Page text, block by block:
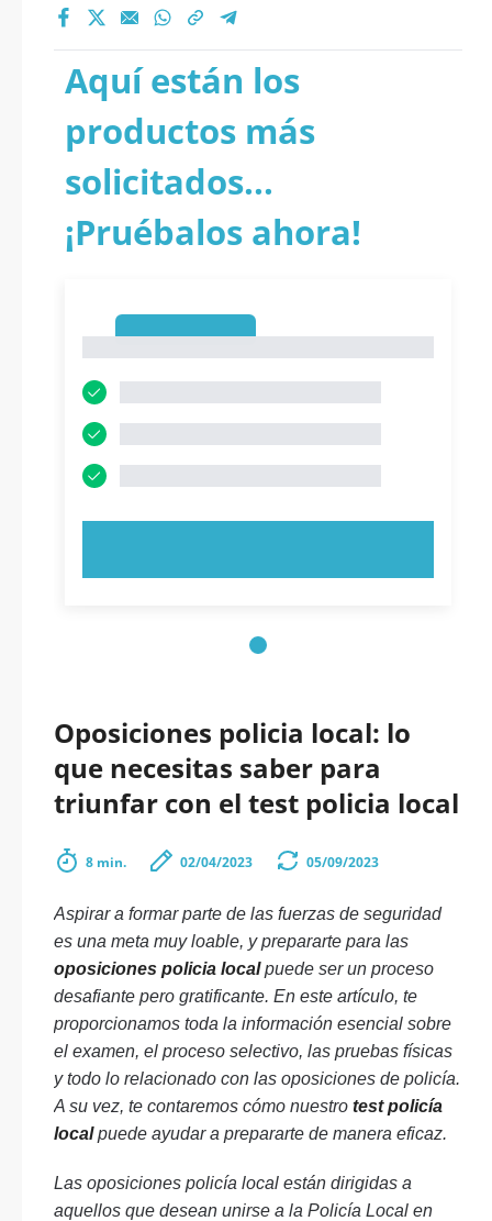
Aquí están los
productos más
solicitados...
¡Pruébalos ahora!
Oposiciones policia local: lo
que necesitas saber para
triunfar con el test policia local
8 min. 02/04/2023 05/09/2023
Aspirar a formar parte de las fuerzas de seguridad
es una meta muy loable, y prepararte para las
oposiciones policia localpuede ser un proceso
desafiante pero gratificante. En este artículo, te
proporcionamos toda la información esencial sobre
el examen, el proceso selectivo, las pruebas físicas
y todo lo relacionado con las oposiciones de policía.
A su vez, te contaremos cómo nuestro test policía
localpuede ayudar a prepararte de manera eficaz.
Las oposiciones policía local están dirigidas a
aquellos que desean unirse a la Policía Local en